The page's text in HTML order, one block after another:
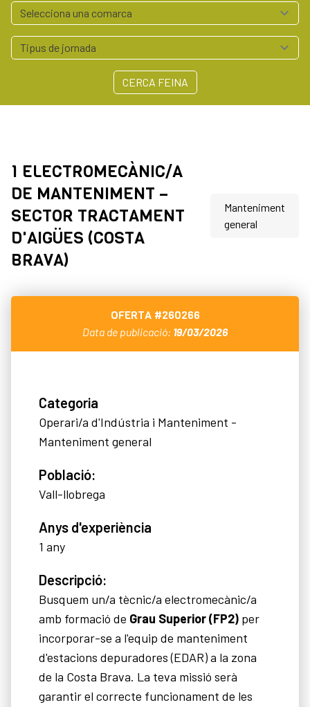
CERCA FEINA
1 ELECTROMECÀNIC/A
DE MANTENIMENT –
SECTOR TRACTAMENT
D'AIGÜES (COSTA
BRAVA)
Manteniment
general
OFERTA #260266
Data de publicació: 19/03/2026
Categoria
Operari/a d'Indústria i Manteniment -
Manteniment general
Població:
Vall-llobrega
Anys d'experiència
1 any
Descripció:
Busquem un/a tècnic/a electromecànic/a
amb formació de Grau Superior (FP2) per
incorporar-se a l'equip de manteniment
d'estacions depuradores (EDAR) a la zona
de la Costa Brava. La teva missió serà
garantir el correcte funcionament de les
Serveis empresa
Polígons Baix Empordà
Arrelem - Xarxa Agroalimentària del Baix Empordà
Contacte